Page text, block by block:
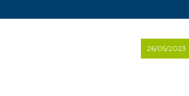
26/05/2023